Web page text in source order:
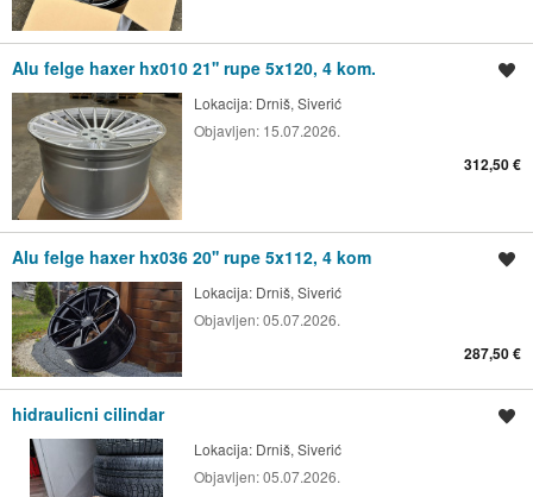
Alu felge haxer hx010 21'' rupe 5x120, 4 kom.
Lokacija: Drniš, Siverić
Objavljen: 15.07.2026.
312,50 €
Alu felge haxer hx036 20'' rupe 5x112, 4 kom
Lokacija: Drniš, Siverić
Objavljen:05.07.2026.
287,50 €
hidraulicni cilindar
Lokacija: Drniš, Siverić
Objavljen:05.07.2026.